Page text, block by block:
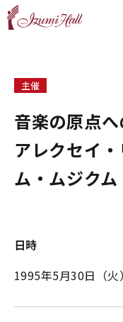
主催
音楽の原点
アレクセイ
ム・ムジク
日時
1995年5月30日（火）